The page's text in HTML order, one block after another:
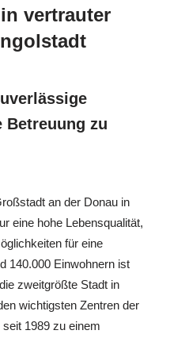
vertrauter
Betreuung zu
an der Donau in
eine hohe Lebensqualität,
für eine
140.000 Einwohnern ist
die zweitgrößte Stadt in
wichtigsten Zentren der
1989 zu einem